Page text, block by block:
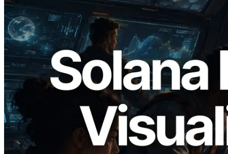
2026.05.24
Validators Solutions, Solana 블록 애널라
이저 공개 — slot 단위 블록 생성 시간과
담당 검증자 시각화